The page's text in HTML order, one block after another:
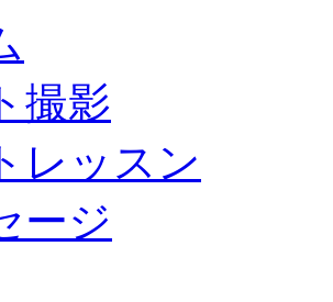
撮影
レッスン
ージ